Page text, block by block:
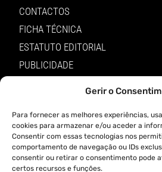
Gerir o
Para fornecer as melhores experiências,
cookies para armazenar e/ou aceder a
Consentir com essas tecnologias nos
comportamento de navegação ou IDs
consentir ou retirar o consentimento pode
certos recursos e funções.
CONTACTOS
FICHA TÉCNICA
ESTATUTO EDITORIAL
PUBLICIDADE
TERMOS E PRIVACIDADE
POLÍTICA DE PROTEÇÃO DE DADOS